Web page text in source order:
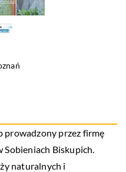
prowadzony przez firmę
Sobieniach Biskupich.
naturalnych i